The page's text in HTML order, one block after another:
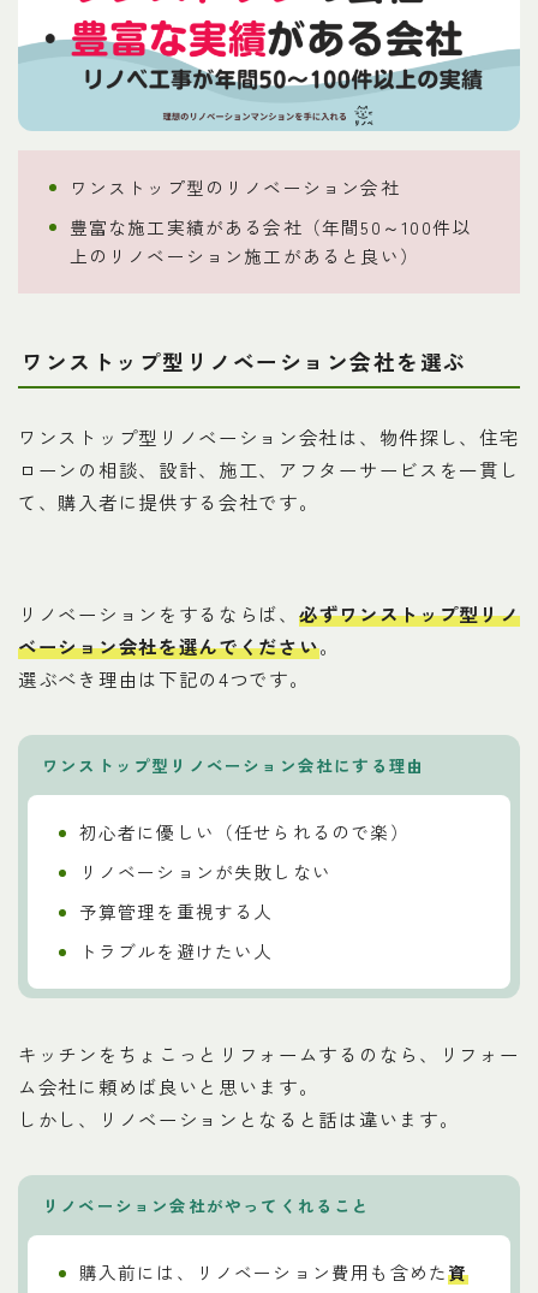
ワンストップ型のリノベーション会社
豊富な施工実績がある会社（年間50～100件以
上のリノベーション施工があると良い）
ワンストップ型リノベーション会社を選ぶ
ワンストップ型リノベーション会社は、物件探し、住宅
ローンの相談、設計、施工、アフターサービスを一貫し
て、購入者に提供する会社です。
リノベーションをするならば、 必ずワンストップ型リノ
ベーション会社を選んでください。
選ぶべき理由は下記の4つです。
ワンストップ型リノベーション会社にする理由
初心者に優しい（任せられるので楽）
リノベーションが失敗しない
予算管理を重視する人
トラブルを避けたい人
キッチンをちょこっとリフォームするのなら、リフォー
ム会社に頼めば良いと思います。
しかし、リノベーションとなると話は違います。
リノベーション会社がやってくれること
購入前には、リノベーション費用も含めた資